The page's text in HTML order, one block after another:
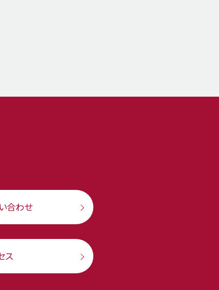
合わせ
ス